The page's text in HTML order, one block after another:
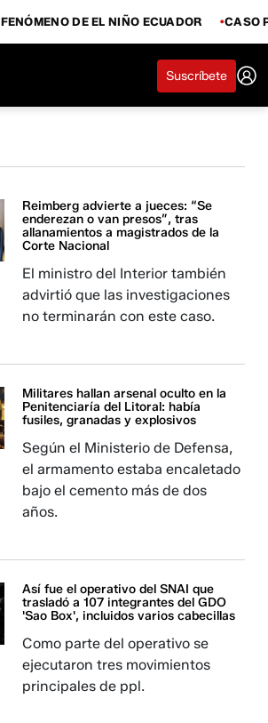
FENÓMENO DE EL NIÑO ECUADOR CASO
Suscríbete
Reimberg advierte a jueces: “Se
enderezan o van presos”, tras
allanamientos a magistrados de la
Corte Nacional
El ministro del Interior también
advirtió que las investigaciones
no terminarán con este caso.
Militares hallan arsenal oculto en la
Penitenciaría del Litoral: había
fusiles, granadas y explosivos
Según el Ministerio de Defensa,
el armamento estaba encaletado
bajo el cemento más de dos
años.
Así fue el operativo del SNAI que
trasladó a 107 integrantes del GDO
'Sao Box', incluidos varios cabecillas
Como parte del operativo se
ejecutaron tres movimientos
principales de ppl.